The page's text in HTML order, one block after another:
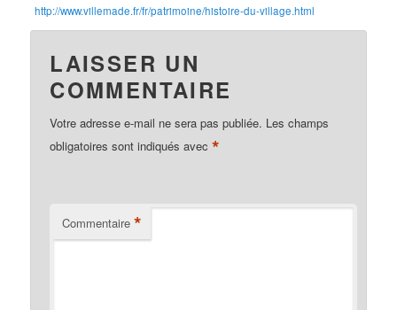
http://www.villemade.fr/fr/patrimoine/histoire-du-village.html
LAISSER UN
COMMENTAIRE
Votre adresse e-mail ne sera pas publiée. Les champs
obligatoires sont indiqués avec*
Commentaire *